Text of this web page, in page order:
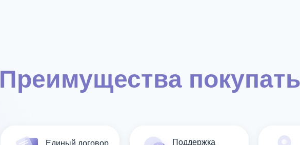
Преимущества
Поддержка
Единый договор